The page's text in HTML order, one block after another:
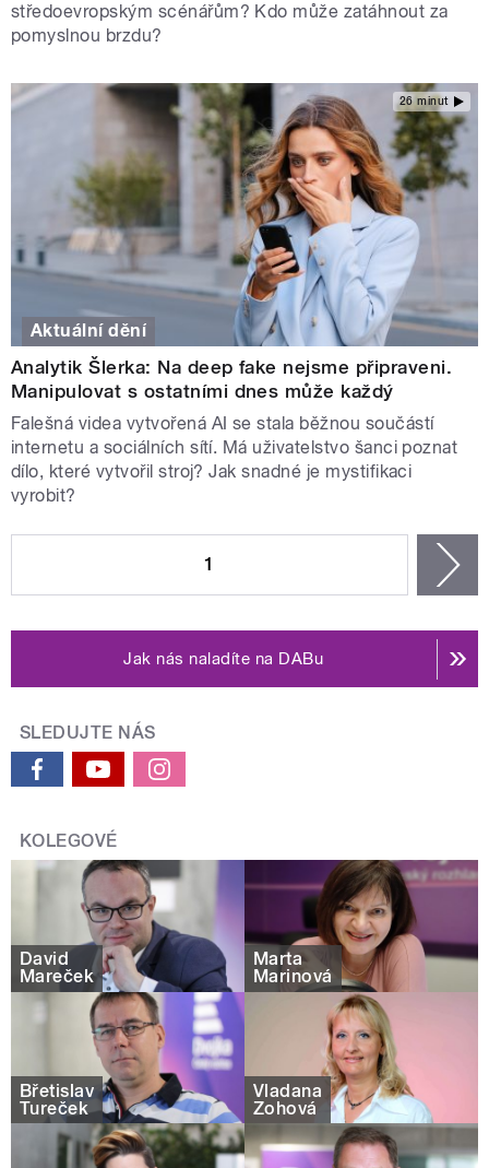
středoevropským scénářům? Kdo může zatáhnout za
pomyslnou brzdu?
26 minut
Aktuální dění
Analytik Šlerka: Na deep fake nejsme připraveni.
Manipulovat s ostatními dnes může každý
Falešná videa vytvořená AI se stala běžnou součástí
internetu a sociálních sítí. Má uživatelstvo šanci poznat
dílo, které vytvořil stroj? Jak snadné je mystifikaci
vyrobit?
1
Jak nás naladíte na DABu
SLEDUJTE NÁS
KOLEGOVÉ
David
Mareček
Marta
Marinová
Břetislav
Tureček
Vladana
Žohová